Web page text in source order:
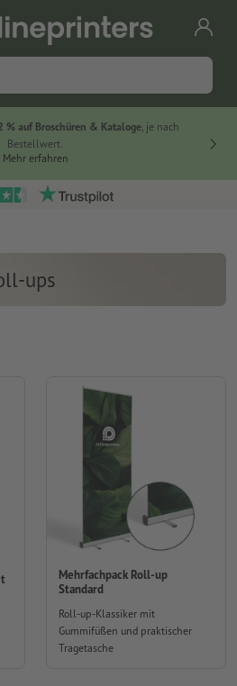
% auf Broschüren & Kataloge, je nach
Bestellwert.
Mehr erfahren
ups
Mehrfachpack Roll-up
Standard
Roll-up-Klassiker mit
Gummifüßen und praktischer
Tragetasche